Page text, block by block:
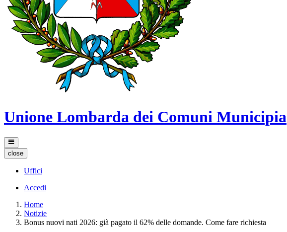
Unione Lombarda dei Comuni Municipia
close
Uffici
Accedi
Home
Notizie
Bonus nuovi nati 2026: già pagato il 62% delle domande. Come fare richiesta